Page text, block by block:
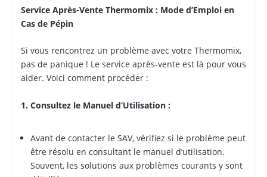
Service Après-Vente Thermomix : Mode d’Emploi en
Cas de Pépin
Si vous rencontrez un problème avec votre Thermomix,
pas de panique ! Le service après-vente est là pour vous
aider. Voici comment procéder :
1. Consultez le Manuel d’Utilisation :
Avant de contacter le SAV, vérifiez si le problème peut
être résolu en consultant le manuel d’utilisation.
Souvent, les solutions aux problèmes courants y sont